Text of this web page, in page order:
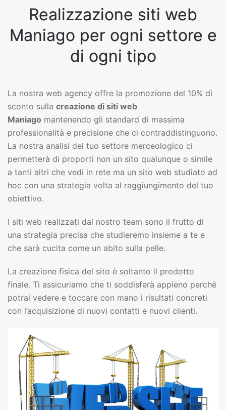
Realizzazione siti web
Maniago per ogni settore e
di ogni tipo
La nostra web agency offre la promozione del 10% di
sconto sulla creazione di siti web
Maniago mantenendo gli standard di massima
professionalità e precisione che ci contraddistinguono.
La nostra analisi del tuo settore merceologico ci
permetterà di proporti non un sito qualunque o simile
a tanti altri che vedi in rete ma un sito web studiato ad
hoc con una strategia volta al raggiungimento del tuo
obiettivo.
I siti web realizzati dal nostro team sono il frutto di
una strategia precisa che studieremo insieme a te e
che sarà cucita come un abito sulla pelle.
La creazione fisica del sito è soltanto il prodotto
finale. Ti assicuriamo che ti soddisferà appieno perché
potrai vedere e toccare con mano i risultati concreti
con l’acquisizione di nuovi contatti e nuovi clienti.